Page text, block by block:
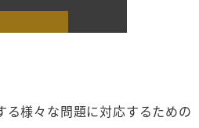
様々な問題に対応するための